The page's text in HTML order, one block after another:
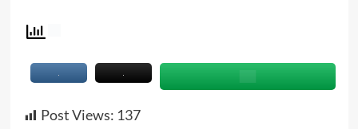
Post Views: 137